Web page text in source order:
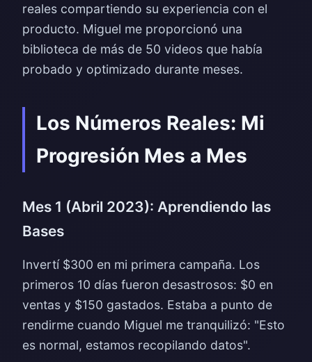
reales compartiendo su experiencia con el
producto. Miguel me proporcionó una
biblioteca de más de 50 videos que había
probado y optimizado durante meses.
Los Números Reales: Mi
Progresión Mes a Mes
Mes 1 (Abril 2023): Aprendiendo las
Bases
Invertí $300 en mi primera campaña. Los
primeros 10 días fueron desastrosos: $0 en
ventas y $150 gastados. Estaba a punto de
rendirme cuando Miguel me tranquilizó: "Esto
es normal, estamos recopilando datos".